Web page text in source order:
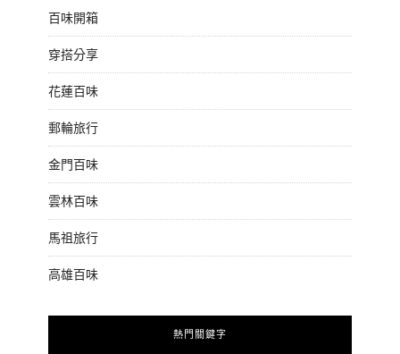
百味開箱
穿搭分享
花蓮百味
郵輪旅行
金門百味
雲林百味
馬祖旅行
高雄百味
熱門關鍵字